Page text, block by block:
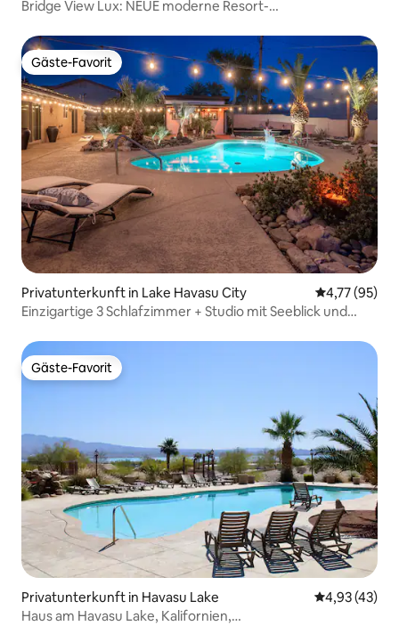
Bridge View Lux: NEUE moderne Resort-
Gäste-Favorit
Gäste-Favorit
Privatunterkunft in Lake Havasu City
4,77 (95)
Einzigartige 3 Schlafzimmer + Studio mit Seeblick und
Gäste-Favorit
Gäste-Favorit
Privatunterkunft in Havasu Lake
4,93 (43)
Haus am Havasu Lake, Kalifornien,